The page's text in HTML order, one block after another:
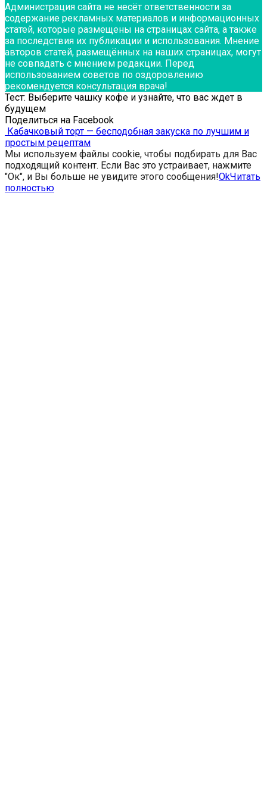
Администрация сайта не несёт ответственности за
содержание рекламных материалов и информационных
статей, которые размещены на страницах сайта, а также
за последствия их публикации и использования. Мнение
авторов статей, размещённых на наших страницах, могут
не совпадать с мнением редакции. Перед
использованием советов по оздоровлению
рекомендуется консультация врача!
Тест: Выберите чашку кофе и узнайте, что вас ждет в
будущем
Поделиться на Facebook
Кабачковый торт — бесподобная закуска по лучшим и
простым рецептам
Мы используем файлы cookie, чтобы подбирать для Вас
подходящий контент. Если Вас это устраивает, нажмите
"Ок", и Вы больше не увидите этого сообщения!OkЧитать
полностью